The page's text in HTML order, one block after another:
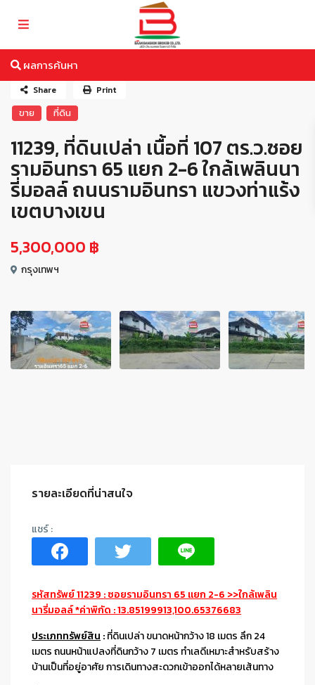
ผลการค้นหา
ขาย ที่ดิน
11239, ที่ดินเปล่า เนื้อที่ 107 ตร.ว.ซอย
รามอินทรา 65 แยก 2-6 ใกล้เพลินนา
รี่มอลล์ ถนนรามอินทรา แขวงท่าแร้ง
เขตบางเขน
5,300,000 ฿
กรุงเทพฯ
Share Print
รายละเอียดที่น่าสนใจ
รหัสทรัพย์ 11239 : ซอยรามอินทรา 65 แยก 2-6 >>ใกล้เพลิน
นารี่มอลล์ *ค่าพิกัด : 13.85199913,100.65376683
ประเภททรัพย์สิน :ที่ดินเปล่า ขนาดหน้ากว้าง 18 เมตร ลึก 24
เมตร ถนนหน้าแปลงที่ดินกว้าง 7 เมตร ทำเลดีเหมาะสำหรับสร้าง
บ้านเป็นที่อยู่อาศัย การเดินทางสะดวกเข้าออกได้หลายเส้นทาง